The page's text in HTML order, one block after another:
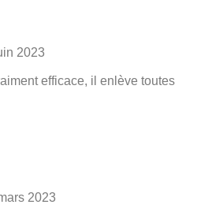
2023
efficace, il enlève toutes
2023